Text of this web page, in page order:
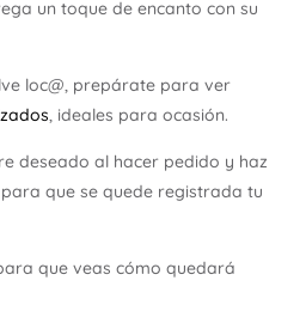
un toque de encanto con su
loc@, prepárate para ver
, ideales para ocasión.
deseado al hacer pedido y haz
que se quede registrada tu
que veas cómo quedará